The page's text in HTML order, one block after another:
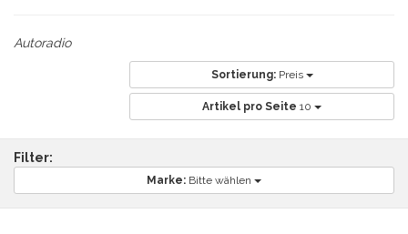
Autoradio
Sortierung: Preis
Artikel pro Seite 10
Filter:
Marke: Bitte wählen